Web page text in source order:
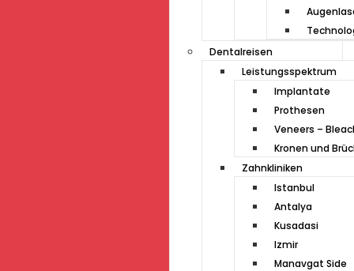
Dentalreisen
Leistungsspektrum
Implantate
Prothesen
Veneers –
Kronen und
Zahnkliniken
Istanbul
Antalya
Kusadasi
Izmir
Manavgat Side